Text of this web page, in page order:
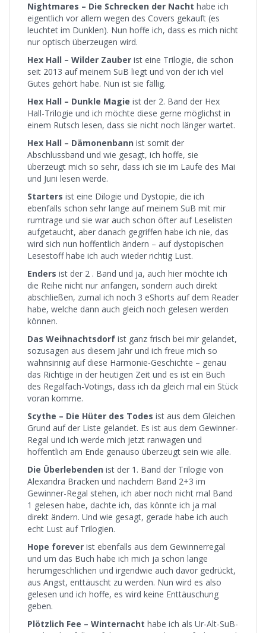
Nightmares – Die Schrecken der Nacht habe ich
eigentlich vor allem wegen des Covers gekauft (es
leuchtet im Dunklen). Nun hoffe ich, dass es mich nicht
nur optisch überzeugen wird.
Hex Hall – Wilder Zauber ist eine Trilogie, die schon
seit 2013 auf meinem SuB liegt und von der ich viel
Gutes gehört habe. Nun ist sie fällig.
Hex Hall – Dunkle Magie ist der 2. Band der Hex
Hall-Trilogie und ich möchte diese gerne möglichst in
einem Rutsch lesen, dass sie nicht noch länger wartet.
Hex Hall – Dämonenbann ist somit der
Abschlussband und wie gesagt, ich hoffe, sie
überzeugt mich so sehr, dass ich sie im Laufe des Mai
und Juni lesen werde.
Starters ist eine Dilogie und Dystopie, die ich
ebenfalls schon sehr lange auf meinem SuB mit mir
rumtrage und sie war auch schon öfter auf Leselisten
aufgetaucht, aber danach gegriffen habe ich nie, das
wird sich nun hoffentlich ändern – auf dystopischen
Lesestoff habe ich auch wieder richtig Lust.
Enders ist der 2 . Band und ja, auch hier möchte ich
die Reihe nicht nur anfangen, sondern auch direkt
abschließen, zumal ich noch 3 eShorts auf dem Reader
habe, welche dann auch gleich noch gelesen werden
können.
Das Weihnachtsdorf ist ganz frisch bei mir gelandet,
sozusagen aus diesem Jahr und ich freue mich so
wahnsinnig auf diese Harmonie-Geschichte – genau
das Richtige in der heutigen Zeit und es ist ein Buch
des Regalfach-Votings, dass ich da gleich mal ein Stück
voran komme.
Scythe – Die Hüter des Todes ist aus dem Gleichen
Grund auf der Liste gelandet. Es ist aus dem Gewinner-
Regal und ich werde mich jetzt ranwagen und
hoffentlich am Ende genauso überzeugt sein wie alle.
Die Überlebenden ist der 1. Band der Trilogie von
Alexandra Bracken und nachdem Band 2+3 im
Gewinner-Regal stehen, ich aber noch nicht mal Band
1 gelesen habe, dachte ich, das könnte ich ja mal
direkt ändern. Und wie gesagt, gerade habe ich auch
echt Lust auf Trilogien.
Hope forever ist ebenfalls aus dem Gewinnerregal
und um das Buch habe ich mich ja schon lange
herumgeschlichen und irgendwie auch davor gedrückt,
aus Angst, enttäuscht zu werden. Nun wird es also
gelesen und ich hoffe, es wird keine Enttäuschung
geben.
Plötzlich Fee – Winternacht habe ich als Ur-Alt-SuB-